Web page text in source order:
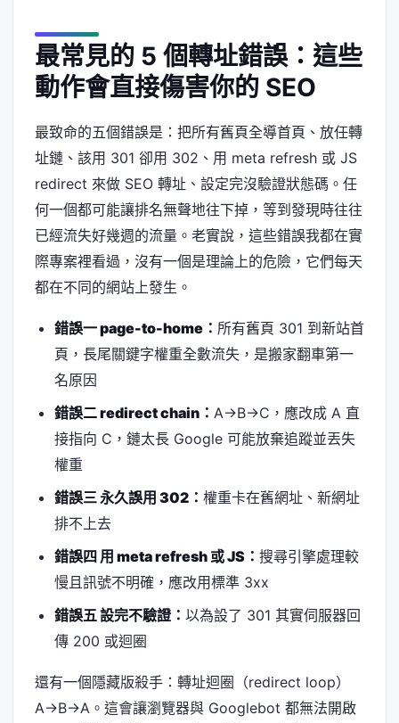
最常見的 5 個轉址錯誤：這些
動作會直接傷害你的 SEO
最致命的五個錯誤是：把所有舊頁全導首頁、放任轉
址鏈、該用 301 卻用 302、用 meta refresh 或 JS
redirect 來做 SEO 轉址、設定完沒驗證狀態碼。任
何一個都可能讓排名無聲地往下掉，等到發現時往往
已經流失好幾週的流量。老實說，這些錯誤我都在實
際專案裡看過，沒有一個是理論上的危險，它們每天
都在不同的網站上發生。
錯誤一 page-to-home： 所有舊頁 301 到新站首
頁，長尾關鍵字權重全數流失，是搬家翻車第一
名原因
錯誤二 redirect chain： A→B→C，應改成 A 直
接指向 C，鏈太長 Google 可能放棄追蹤並丟失
權重
錯誤三 永久誤用 302： 權重卡在舊網址、新網址
排不上去
錯誤四 用 meta refresh 或 JS： 搜尋引擎處理較
慢且訊號不明確，應改用標準 3xx
錯誤五 設完不驗證： 以為設了 301 其實伺服器回
傳 200 或迴圈
還有一個隱藏版殺手：轉址迴圈（redirect loop）
A→B→A。這會讓瀏覽器與 Googlebot 都無法開啟